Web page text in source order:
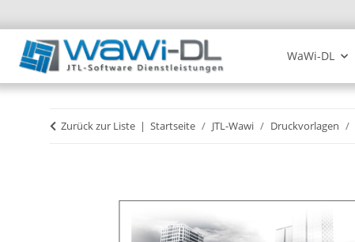
WaWi-DL
Zurück zur Liste Startseite JTL-Wawi Druckvorlagen